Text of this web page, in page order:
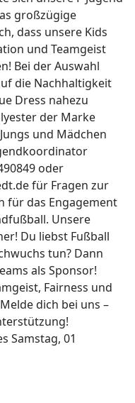
großzügige
dass unsere Kids
und Teamgeist
Bei der Auswahl
die Nachhaltigkeit
Dress nahezu
der Marke
und Mädchen
oder
für Fragen zur
für das Engagement
Unsere
Du liebst Fußball
tun? Dann
als Sponsor!
Fairness und
dich bei uns –
Samstag, 01